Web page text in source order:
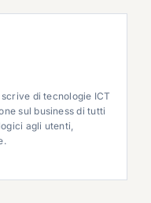
di tecnologie ICT
sul business di tutti
agli utenti,